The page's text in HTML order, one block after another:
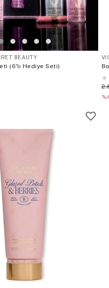
BEAUTY
(6'lı Hediye Seti)
★